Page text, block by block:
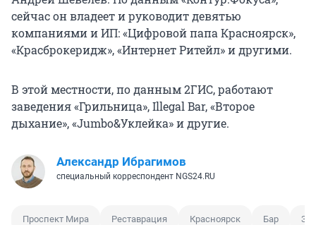
сейчас он владеет и руководит девятью
компаниями и ИП: «Цифровой папа Красноярск»,
«Красброкеридж», «Интернет Ритейл» и другими.
В этой местности, по данным 2ГИС, работают
заведения «Грильница», Illegal Bar, «Второе
дыхание», «Jumbo&Уклейка» и другие.
Александр Ибрагимов
специальный корреспондент NGS24.RU
Проспект Мира Реставрация Красноярск Бар